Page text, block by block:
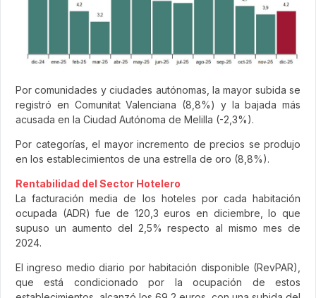
Por comunidades y ciudades autónomas, la mayor subida se
registró en Comunitat Valenciana (8,8%) y la bajada más
acusada en la Ciudad Autónoma de Melilla (-2,3%).
Por categorías, el mayor incremento de precios se produjo
en los establecimientos de una estrella de oro (8,8%).
Rentabilidad del Sector Hotelero
La facturación media de los hoteles por cada habitación
ocupada (ADR) fue de 120,3 euros en diciembre, lo que
supuso un aumento del 2,5% respecto al mismo mes de
2024.
El ingreso medio diario por habitación disponible (RevPAR),
que está condicionado por la ocupación de estos